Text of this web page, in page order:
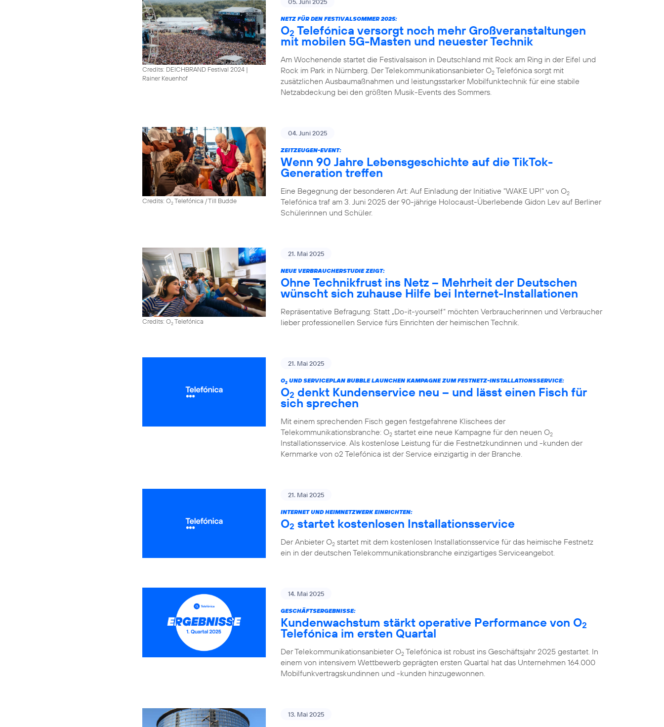
Credits: DEICHBRAND Festival 2024 |
Rainer Keuenhof
NETZ FÜR DEN FESTIVALSOMMER 2025:
O2 Telefónica versorgt noch mehr Großveranstaltungen
mit mobilen 5G-Masten und neuester Technik
Am Wochenende startet die Festivalsaison in Deutschland mit Rock am Ring in der Eifel und
Rock im Park in Nürnberg. Der Telekommunikationsanbieter O2 Telefónica sorgt mit
zusätzlichen Ausbaumaßnahmen und leistungsstarker Mobilfunktechnik für eine stabile
Netzabdeckung bei den größten Musik-Events des Sommers.
Credits: O2Telefónica / Till Budde
04. Juni 2025
ZEITZEUGEN-EVENT:
Wenn 90 Jahre Lebensgeschichte auf die TikTok-
Generation treffen
Eine Begegnung der besonderen Art: Auf Einladung der Initiative "WAKE UP!" von O2
Telefónica traf am 3. Juni 2025 der 90-jährige Holocaust-Überlebende Gidon Lev auf Berliner
Schülerinnen und Schüler.
Credits: O2Telefónica
21. Mai 2025
NEUE VERBRAUCHERSTUDIE ZEIGT:
Ohne Technikfrust ins Netz – Mehrheit der Deutschen
wünscht sich zuhause Hilfe bei Internet-Installationen
Repräsentative Befragung: Statt „Do-it-yourself“ möchten Verbraucherinnen und Verbraucher
lieber professionellen Service fürs Einrichten der heimischen Technik.
21. Mai 2025
O2 UND SERVICEPLAN BUBBLE LAUNCHEN KAMPAGNE ZUM FESTNETZ-INSTALLATIONSSERVICE:
O2 denkt Kundenservice neu – und lässt einen Fisch für
sich sprechen
Mit einem sprechenden Fisch gegen festgefahrene Klischees der
Telekommunikationsbranche: O2 startet eine neue Kampagne für den neuen O2
Installationsservice. Als kostenlose Leistung für die Festnetzkundinnen und -kunden der
Kernmarke von o2 Telefónica ist der Service einzigartig in der Branche.
21. Mai 2025
INTERNET UND HEIMNETZWERK EINRICHTEN:
O2 startet kostenlosen Installationsservice
Der Anbieter O2 startet mit dem kostenlosen Installationsservice für das heimische Festnetz
ein in der deutschen Telekommunikationsbranche einzigartiges Serviceangebot.
14. Mai 2025
GESCHÄFTSERGEBNISSE:
Kundenwachstum stärkt operative Performance von O2
Telefónica im ersten Quartal
Der Telekommunikationsanbieter O2 Telefónica ist robust ins Geschäftsjahr 2025 gestartet. In
einem von intensivem Wettbewerb geprägten ersten Quartal hat das Unternehmen 164.000
Mobilfunkvertragskundinnen und -kunden hinzugewonnen.
13. Mai 2025